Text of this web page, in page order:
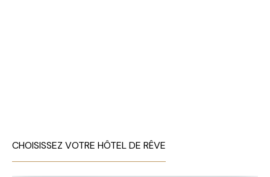
CHOISISSEZ VOTRE HÔTEL DE RÊVE